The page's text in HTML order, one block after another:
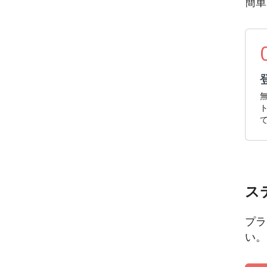
ス
プ
い